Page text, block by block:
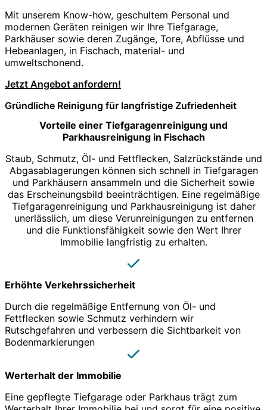
Mit unserem Know-how, geschultem Personal und
modernen Geräten reinigen wir Ihre Tiefgarage,
Parkhäuser sowie deren Zugänge, Tore, Abflüsse und
Hebeanlagen, in Fischach, material- und
umweltschonend.
Jetzt Angebot anfordern!
Gründliche Reinigung für langfristige Zufriedenheit
Vorteile einer Tiefgaragenreinigung und
Parkhausreinigung in Fischach
Staub, Schmutz, Öl- und Fettflecken, Salzrückstände und
Abgasablagerungen können sich schnell in Tiefgaragen
und Parkhäusern ansammeln und die Sicherheit sowie
das Erscheinungsbild beeinträchtigen. Eine regelmäßige
Tiefgaragenreinigung und Parkhausreinigung ist daher
unerlässlich, um diese Verunreinigungen zu entfernen
und die Funktionsfähigkeit sowie den Wert Ihrer
Immobilie langfristig zu erhalten.
Erhöhte Verkehrssicherheit
Durch die regelmäßige Entfernung von Öl- und
Fettflecken sowie Schmutz verhindern wir
Rutschgefahren und verbessern die Sichtbarkeit von
Bodenmarkierungen
Werterhalt der Immobilie
Eine gepflegte Tiefgarage oder Parkhaus trägt zum